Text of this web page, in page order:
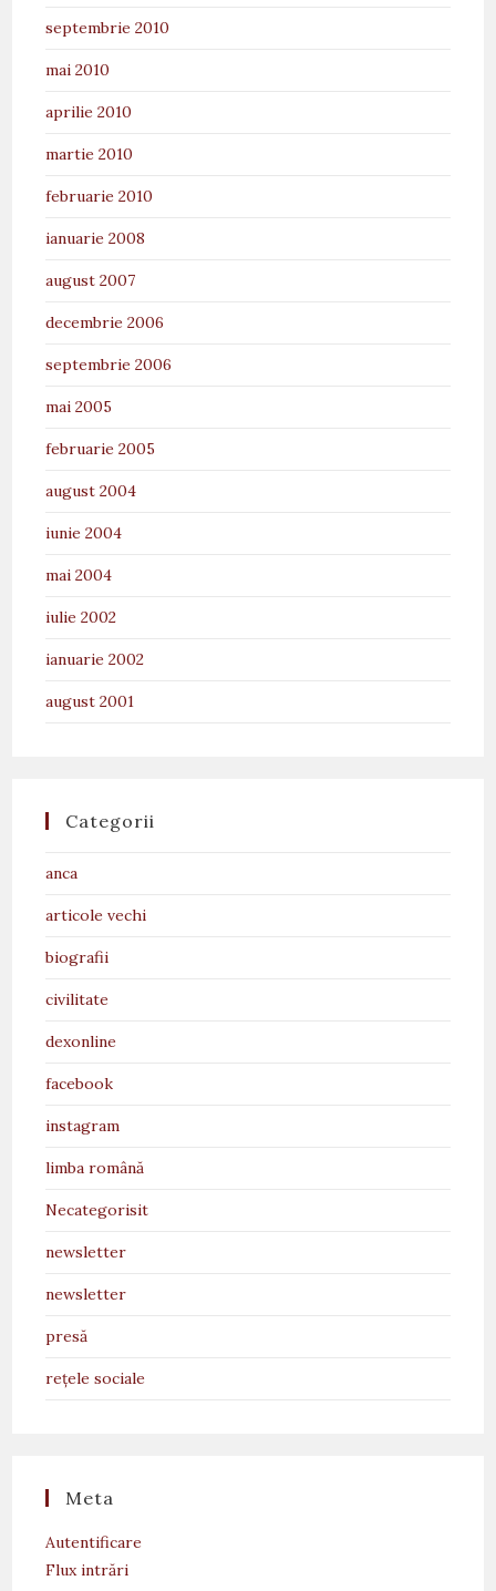
septembrie 2010
mai 2010
aprilie 2010
martie 2010
februarie 2010
ianuarie 2008
august 2007
decembrie 2006
septembrie 2006
mai 2005
februarie 2005
august 2004
iunie 2004
mai 2004
iulie 2002
ianuarie 2002
august 2001
Categorii
anca
articole vechi
biografii
civilitate
dexonline
facebook
instagram
limba română
Necategorisit
newsletter
newsletter
presă
rețele sociale
Meta
Autentificare
Flux intrări